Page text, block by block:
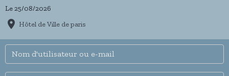
Le 25/08/2026
Hôtel de Ville de paris